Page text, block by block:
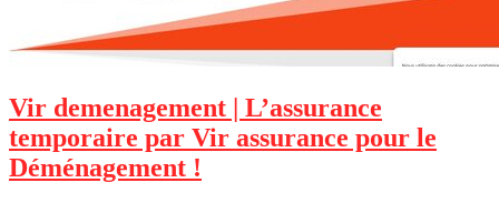
Vir demenage­ment | L’assurance
temporaire par Vir assurance pour le
Déménage­ment !